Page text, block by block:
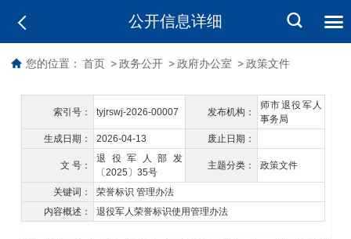
公开信息详细
您的位置： 首页 > 政务公开 > 政府办公室 > 政策文件
索引号： tyjrswj-2026-00007 发布机构：
师市退役军人
事务局
生成日期：
2026-04-13 废止日期：
文 号：
退役军人部发
〔2025〕35号
主题分类： 政策文件
关键词：
荣誉标识 管理办法
内容概述：
退役军人荣誉标识使用管理办法